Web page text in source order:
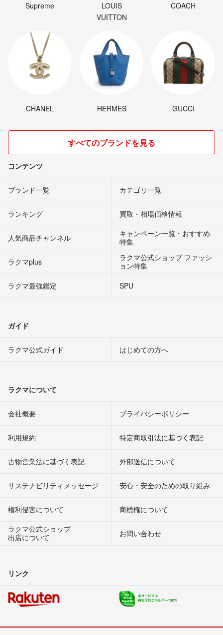
Supreme
LOUIS
VUITTON
COACH
CHANEL HERMES GUCCI
すべてのブランドを見る
コンテンツ
ブランド一覧 カテゴリ一覧
ランキング 買取・相場価格情報
人気商品チャンネル
キャンペーン一覧・おすすめ
特集
ラクマplus
ラクマ公式ショップ ファッシ
ョン特集
ラクマ最強鑑定
SPU
ガイド
ラクマ公式ガイド はじめての方へ
ラクマについて
会社概要 プライバシーポリシー
利用規約 特定商取引法に基づく表記
古物営業法に基づく表記 外部送信について
サステナビリティメッセージ 安心・安全のための取り組み
権利侵害について
商標権について
ラクマ公式ショップ
出店について
お問い合わせ
リンク